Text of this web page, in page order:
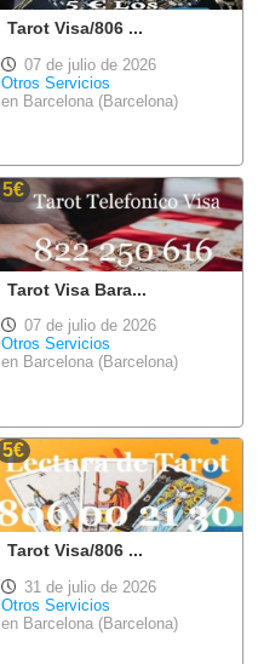
Tarot Visa/806 ...
07 de julio de 2026
Otros Servicios
en Barcelona (Barcelona)
5€
Tarot Visa Bara...
07 de julio de 2026
Otros Servicios
en Barcelona (Barcelona)
5€
Tarot Visa/806 ...
31 de julio de 2026
Otros Servicios
en Barcelona (Barcelona)